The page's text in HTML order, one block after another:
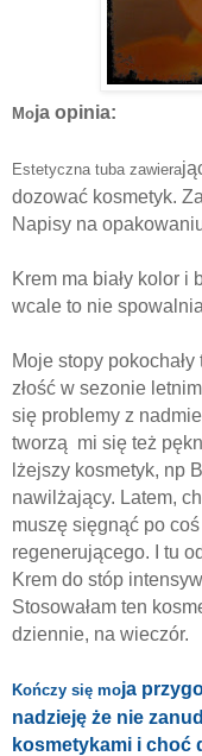
Moja opinia:
Estetyczna tuba zawiera
dozować kosmetyk.
Napisy na
Krem ma biały kolor i
wcale to nie
Moje stopy
złość w sezonie
się problemy z
tworzą mi się też
lżejszy kosmetyk, np
nawilżający. Latem,
muszę sięgnąć po
regenerującego. I tu
Krem do stóp
Stosowałam ten
dziennie, na wieczór.
Kończy się moja
nadzieję że nie
kosmetykami i choć